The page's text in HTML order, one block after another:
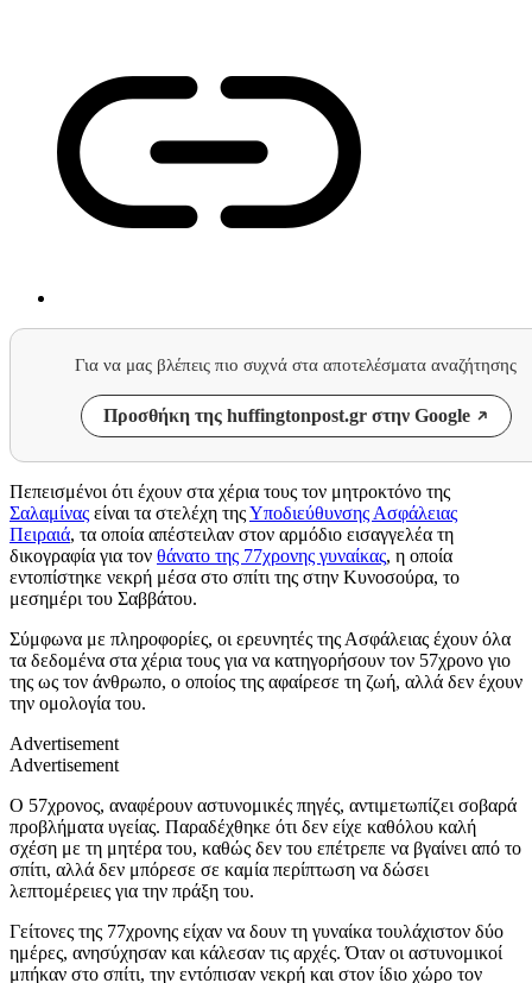
Για να μας βλέπεις πιο συχνά στα αποτελέσματα αναζήτησης
Προσθήκη της huffingtonpost.gr στην Google
Πεπεισμένοι ότι έχουν στα χέρια τους τον μητροκτόνο της
Σαλαμίνας είναι τα στελέχη τηςΥποδιεύθυνσης Ασφάλειας
Πειραιά, τα οποία απέστειλαν στον αρμόδιο εισαγγελέα τη
δικογραφία για τον θάνατο της 77χρονης γυναίκας, η οποία
εντοπίστηκε νεκρή μέσα στο σπίτι της στην Κυνοσούρα, το
μεσημέρι του Σαββάτου.
Σύμφωνα με πληροφορίες, οι ερευνητές της Ασφάλειας έχουν όλα
τα δεδομένα στα χέρια τους για να κατηγορήσουν τον 57χρονο γιο
της ως τον άνθρωπο, ο οποίος της αφαίρεσε τη ζωή, αλλά δεν έχουν
την ομολογία του.
Advertisement
Advertisement
Ο 57χρονος, αναφέρουν αστυνομικές πηγές, αντιμετωπίζει σοβαρά
προβλήματα υγείας. Παραδέχθηκε ότι δεν είχε καθόλου καλή
σχέση με τη μητέρα του, καθώς δεν του επέτρεπε να βγαίνει από το
σπίτι, αλλά δεν μπόρεσε σε καμία περίπτωση να δώσει
λεπτομέρειες για την πράξη του.
Γείτονες της 77χρονης είχαν να δουν τη γυναίκα τουλάχιστον δύο
ημέρες, ανησύχησαν και κάλεσαν τις αρχές. Όταν οι αστυνομικοί
μπήκαν στο σπίτι, την εντόπισαν νεκρή και στον ίδιο χώρο τον